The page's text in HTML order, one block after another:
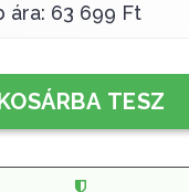
ára: 63 699 Ft
TESZ